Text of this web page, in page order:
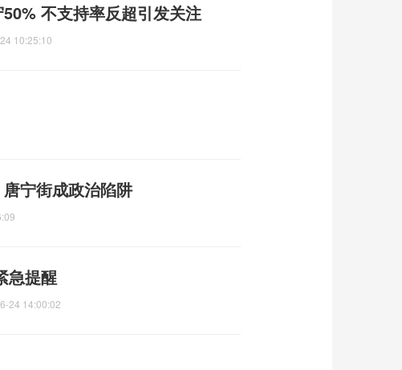
不支持率反超引发关注
10:25:10
宁街成政治陷阱
急提醒
24 14:00:02